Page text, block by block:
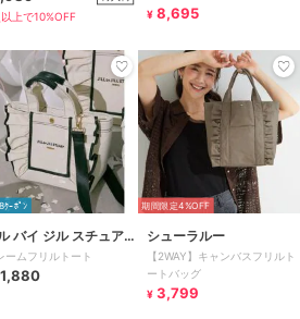
上で10%OFF
¥ 8,695
ｸｰﾎﾟﾝ
バイ ジル スチュアー
ームフリルトート
期間限定4%OFF
シューラルー
【2WAY】キャンバスフリルト
ートバッグ
¥ 3,799